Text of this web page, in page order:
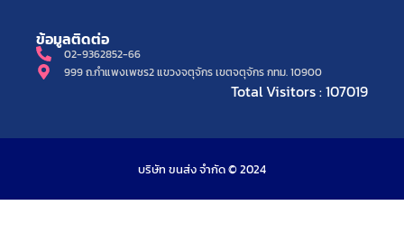
ข้อมูลติดต่อ
02-9362852-66
999 ถ.กำแพงเพชร2 แขวงจตุจักร เขตจตุจักร กทม. 10900
Total Visitors : 107019
บริษัท ขนส่ง จำกัด © 2024